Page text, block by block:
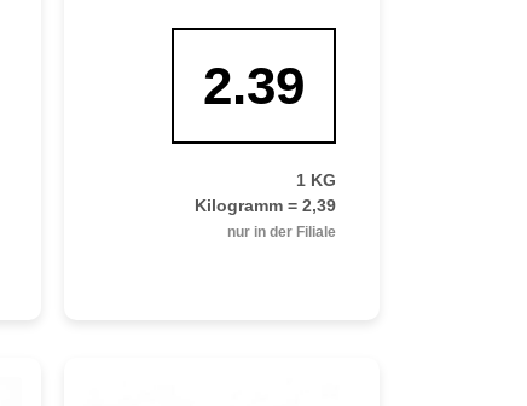
2.39
1 KG
Kilogramm = 2,39
nur in der Filiale